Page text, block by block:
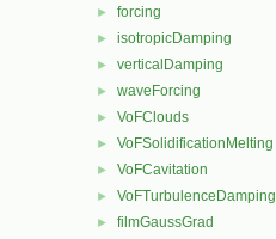
► forcing
► isotropicDamping
► verticalDamping
► waveForcing
► VoFClouds
► VoFSolidificationMelting
► VoFCavitation
► VoFTurbulenceDamping
► filmGaussGrad